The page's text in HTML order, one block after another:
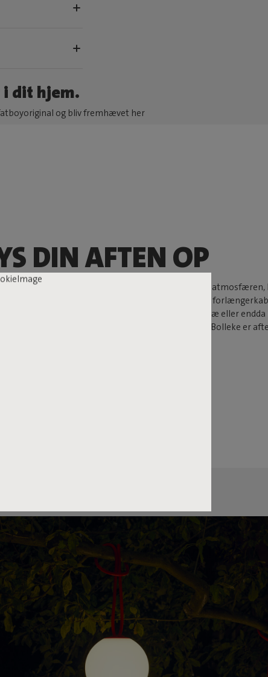
i dit hjem.
og bliv fremhævet her
DIN AFTEN OP
er den ultimative humørskaber. Den forstærker atmosfæren,
Og du får heller ikke brug for en stikkontakt eller et
nemt hænges op på en ledning eller hægtes på et træ eller endda
gå indendørs, fordi mørket er faldet? Hvorfor? Med Bolleke er